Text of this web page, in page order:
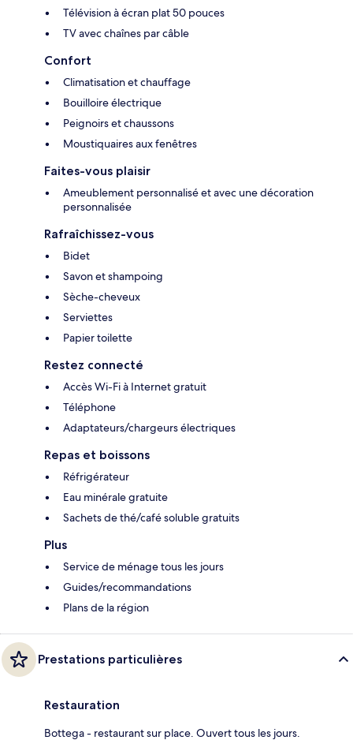
Télévision à écran plat 50 pouces
TV avec chaînes par câble
Confort
Climatisation et chauffage
Bouilloire électrique
Peignoirs et chaussons
Moustiquaires aux fenêtres
Faites-vous plaisir
Ameublement personnalisé et avec une décoration
personnalisée
Rafraîchissez-vous
Bidet
Savon et shampoing
Sèche-cheveux
Serviettes
Papier toilette
Restez connecté
Accès Wi-Fi à Internet gratuit
Téléphone
Adaptateurs/chargeurs électriques
Repas et boissons
Réfrigérateur
Eau minérale gratuite
Sachets de thé/café soluble gratuits
Plus
Service de ménage tous les jours
Guides/recommandations
Plans de la région
Prestations particulières
Restauration
Bottega - restaurant sur place. Ouvert tous les jours.